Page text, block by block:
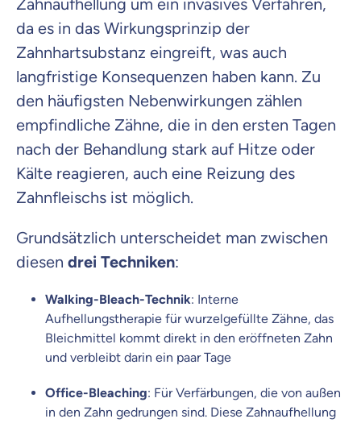
Zahnaufhellung um ein invasives Verfahren,
da es in das Wirkungsprinzip der
Zahnhartsubstanz eingreift, was auch
langfristige Konsequenzen haben kann. Zu
den häufigsten Nebenwirkungen zählen
empfindliche Zähne, die in den ersten Tagen
nach der Behandlung stark auf Hitze oder
Kälte reagieren, auch eine Reizung des
Zahnfleischs ist möglich.
Grundsätzlich unterscheidet man zwischen
diesen drei Techniken:
Walking-Bleach-Technik: Interne
Aufhellungstherapie für wurzelgefüllte Zähne, das
Bleichmittel kommt direkt in den eröffneten Zahn
und verbleibt darin ein paar Tage
Office-Bleaching: Für Verfärbungen, die von außen
in den Zahn gedrungen sind. Diese Zahnaufhellung